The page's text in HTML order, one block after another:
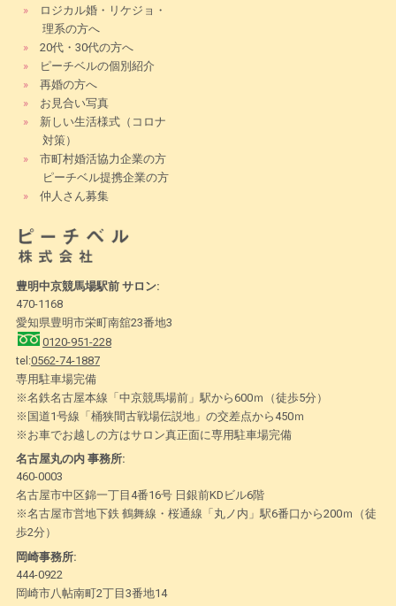
»
ロジカル婚・リケジョ・
理系の方へ
»
20代・30代の方へ
»
ピーチベルの個別紹介
»
再婚の方へ
»
お見合い写真
»
新しい生活様式（コロナ
対策）
»
市町村婚活協力企業の方
ピーチベル提携企業の方
»
仲人さん募集
豊明中京競馬場駅前 サロン:
470-1168
愛知県豊明市栄町南舘23番地3
0120-951-228
tel:0562-74-1887
専用駐車場完備
※名鉄名古屋本線「中京競馬場前」駅から600ｍ（徒歩5分）
※国道1号線「桶狭間古戦場伝説地」の交差点から450ｍ
※お車でお越しの方はサロン真正面に専用駐車場完備
名古屋丸の内 事務所:
460-0003
名古屋市中区錦一丁目4番16号 日銀前KDビル6階
※名古屋市営地下鉄 鶴舞線・桜通線「丸ノ内」駅6番口から200ｍ（徒
歩2分）
岡崎事務所:
444-0922
岡崎市八帖南町2丁目3番地14